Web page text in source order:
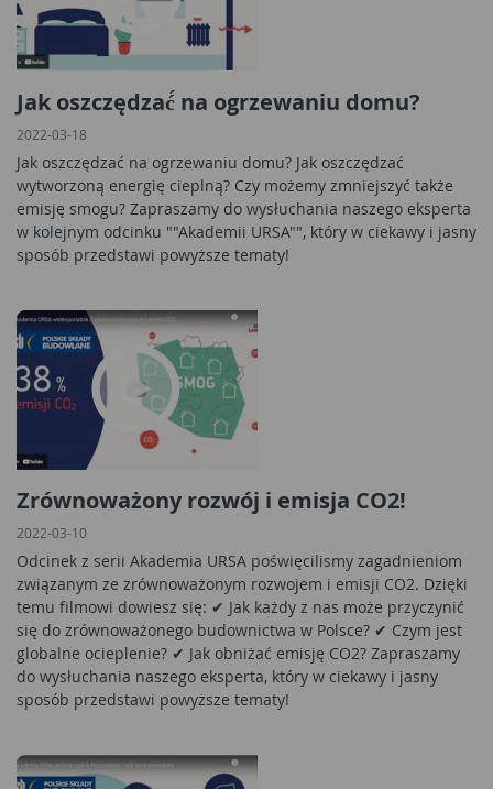
Jak oszczędzać́ na ogrzewaniu domu?
2022-03-18
Jak oszczędzać na ogrzewaniu domu? Jak oszczędzać
wytworzoną energię cieplną? Czy możemy zmniejszyć także
emisję smogu? Zapraszamy do wysłuchania naszego eksperta
w kolejnym odcinku ""Akademii URSA"", który w ciekawy i jasny
sposób przedstawi powyższe tematy!
Zrównoważony rozwój i emisja CO2!
2022-03-10
Odcinek z serii Akademia URSA poświęcilismy zagadnieniom
związanym ze zrównoważonym rozwojem i emisji CO2. Dzięki
temu filmowi dowiesz się: ✔ Jak każdy z nas może przyczynić
się do zrównoważonego budownictwa w Polsce? ✔ Czym jest
globalne ocieplenie? ✔ Jak obniżać emisję CO2? Zapraszamy
do wysłuchania naszego eksperta, który w ciekawy i jasny
sposób przedstawi powyższe tematy!